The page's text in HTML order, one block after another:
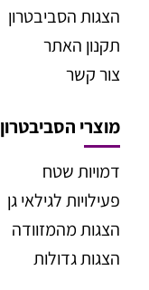
הצגות הסביבטרון
תקנון האתר
צור קשר
מוצרי הסביבטרון
דמויות שטח
פעילויות לגילאי גן
הצגות מהמזוודה
הצגות גדולות